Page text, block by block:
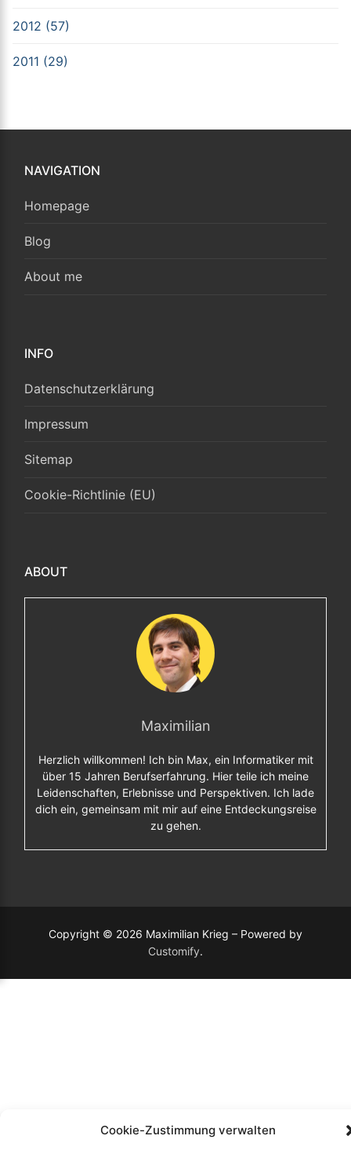
Cookie-Zustimmung verwalten
2012 (57)
2011 (29)
NAVIGATION
Homepage
Blog
About me
INFO
Datenschutzerklärung
Impressum
Sitemap
Cookie-Richtlinie (EU)
ABOUT
Maximilian
Herzlich willkommen! Ich bin Max, ein Informatiker mit
über 15 Jahren Berufserfahrung. Hier teile ich meine
Leidenschaften, Erlebnisse und Perspektiven. Ich lade
dich ein, gemeinsam mit mir auf eine Entdeckungsreise
zu gehen.
Copyright © 2026 Maximilian Krieg – Powered by
Customify.